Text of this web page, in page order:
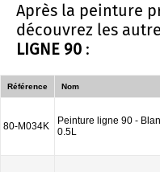
Après la peinture
découvrez les
LIGNE 90 :
Référence Nom
80-M034K
Peinture ligne 90 -
0.5L